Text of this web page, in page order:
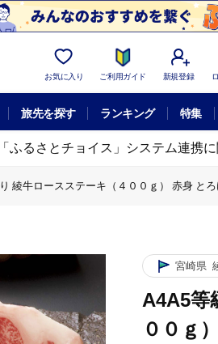
お気に入り ご利用ガイド 新規登録
旅先を探す ランキング 特集
「ふるさとチョイス」システム連携
綾牛ロースステーキ（４００ｇ） 赤身 と
宮崎県
A4A5等
００ｇ